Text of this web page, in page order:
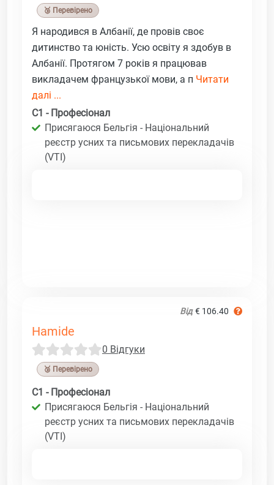
🥉 Перевірено
Я народився в Албанії, де провів своє
дитинство та юність. Усю освіту я здобув в
Албанії. Протягом 7 років я працював
викладачем французької мови, а п Читати
далі ...
C1 - Професіонал
Присягаюся Бельгія - Національний
реєстр усних та письмових перекладачів
(VTI)
Від € 106.40
Hamide
0 Відгуки
🥉 Перевірено
C1 - Професіонал
Присягаюся Бельгія - Національний
реєстр усних та письмових перекладачів
(VTI)